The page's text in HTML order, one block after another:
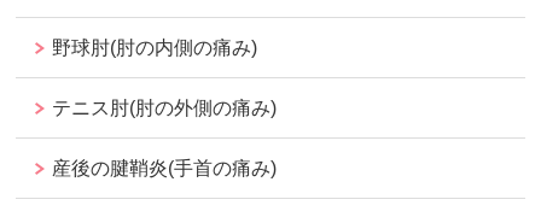
野球肘(肘の内側の痛み)
テニス肘(肘の外側の痛み)
産後の腱鞘炎(手首の痛み)